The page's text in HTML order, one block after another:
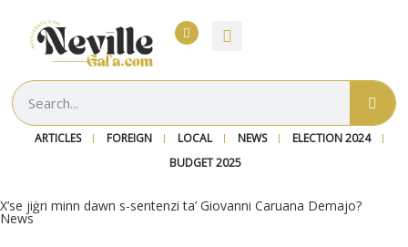
ARTICLES FOREIGN LOCAL NEWS
ELECTION 2024
BUDGET 2025
X’se jiġri minn dawn s-sentenzi ta’ Giovanni Caruana Demajo?
News